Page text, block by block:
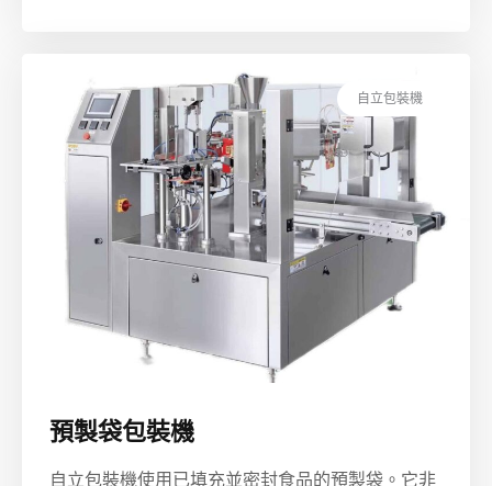
自立包裝機
預製袋包裝機
自立包裝機使用已填充並密封食品的預製袋。它非